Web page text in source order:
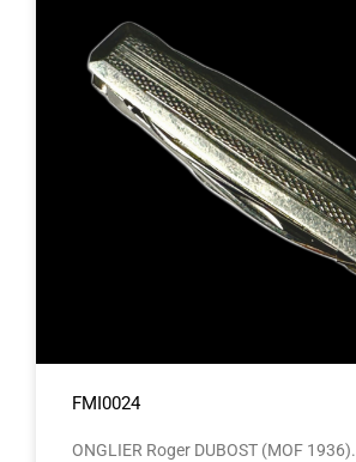
FMI0024
ONGLIER Roger DUBOST (MOF 1936).